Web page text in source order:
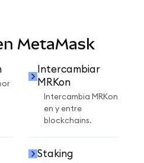
MetaMask
Intercambiar
MRKon
Intercambia MRKon
en y entre
blockchains.
Staking